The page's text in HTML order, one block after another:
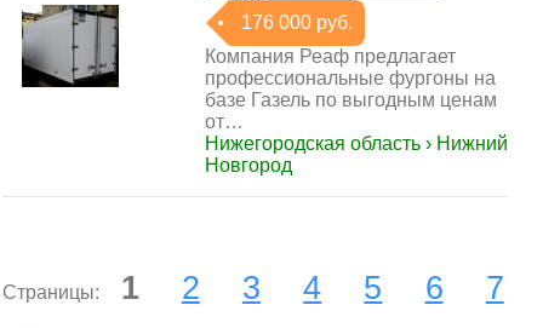
176 000 руб.
Компания Реаф предлагает
профессиональные фургоны на
базе Газель по выгодным ценам
от…
Нижегородская область › Нижний
Новгород
Страницы: 1 2 3 4 5 6
7